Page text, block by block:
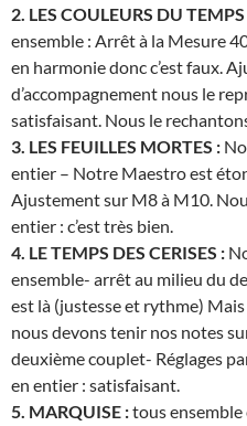
2. LES COULEURS DU TEMPS
ensemble : Arrêt à la Mesure
en harmonie donc c’est faux.
d’accompagnement nous le
satisfaisant. Nous le
3. LES FEUILLES MORTES :
entier – Notre Maestro est
Ajustement sur M8 à M10.
entier : c’est très bien.
4. LE TEMPS DES CERISES :
ensemble- arrêt au milieu du
est là (justesse et rythme)
nous devons tenir nos notes
deuxième couplet- Réglages
en entier : satisfaisant.
5. MARQUISE :tous ensemble